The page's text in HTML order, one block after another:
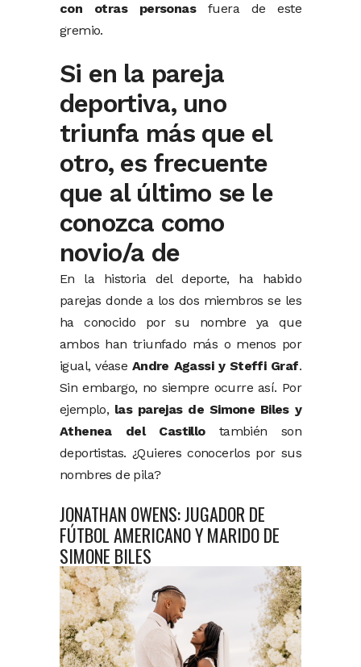
con otras personasfuera de este
gremio.
Si en la pareja
deportiva, uno
triunfa más que el
otro, es frecuente
que al último se le
conozca como
novio/a de
En la historia del deporte, ha habido
parejas donde a los dos miembros se les
ha conocido por su nombre ya que
ambos han triunfado más o menos por
igual, véase Andre Agassi y Steffi Graf.
Sin embargo, no siempre ocurre así. Por
ejemplo, las parejas de Simone Biles y
Athenea del Castillotambién son
deportistas. ¿Quieres conocerlos por sus
nombres de pila?
JONATHAN OWENS: JUGADOR DE
FÚTBOL AMERICANO Y MARIDO DE
SIMONE BILES